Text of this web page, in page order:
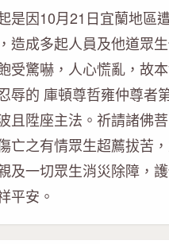
是因10月21日宜蘭地區
造成多起人員及他道眾
受驚嚇，人心慌亂，故
辱的 庫頓尊哲雍仲尊者
且陞座主法。祈請諸佛
亡之有情眾生超薦拔苦
及一切眾生消災除障，
平安。